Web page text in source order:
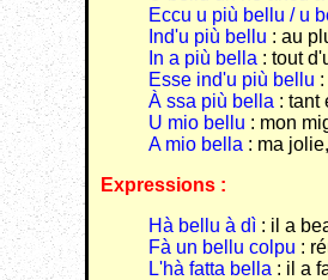
Eccu u più bellu / u
Ind'u più bellu : au
In a più bella : tout
Esse ind'u più bellu
À ssa più bella : tant
U mio bellu : mon
A mio bella : ma
Expressions :
Hà bellu à dì : il a
Fà un bellu colpu :
L'hà fatta bella : il a